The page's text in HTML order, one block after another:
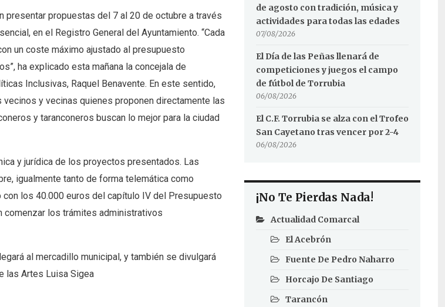
presentar propuestas del 7 al 20 de octubre a través
en el Registro General del Ayuntamiento. “Cada
un coste máximo ajustado al presupuesto
ha explicado esta mañana la concejala de
Inclusivas, Raquel Benavente. En este sentido,
vecinos y vecinas quienes proponen directamente las
y taranconeros buscan lo mejor para la ciudad
y jurídica de los proyectos presentados. Las
igualmente tanto de forma telemática como
los 40.000 euros del capítulo IV del Presupuesto
comenzar los trámites administrativos
al mercadillo municipal, y también se divulgará
las Artes Luisa Sigea
de agosto con tradición, música y
actividades para todas las edades
07/08/2026
El Día de las Peñas llenará de
competiciones y juegos el campo
de fútbol de Torrubia
06/08/2026
El C.F. Torrubia se alza con el Trofeo
San Cayetano tras vencer por 2-4
06/08/2026
¡No Te Pierdas Nada!
Actualidad Comarcal
El Acebrón
Fuente De Pedro Naharro
Horcajo De Santiago
Tarancón